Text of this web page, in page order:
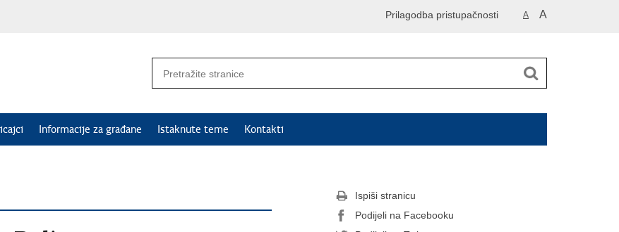
A A
Prilagodba pristupačnosti
Informacije za građane Istaknute teme Kontakti
Ispiši stranicu
Podijeli na Facebooku